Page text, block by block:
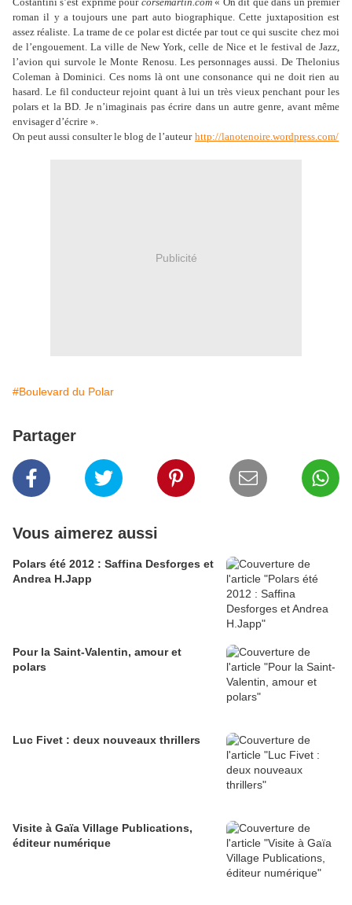
roman il y a toujours une part auto biographique. Cette juxtaposition est
assez réaliste. La trame de ce polar est dictée par tout ce qui suscite chez moi
de l’engouement. La ville de New York, celle de Nice et le festival de Jazz,
l’avion qui survole le Monte Renosu. Les personnages aussi. De Thelonius
Coleman à Dominici. Ces noms là ont une consonance qui ne doit rien au
hasard. Le fil conducteur rejoint quant à lui un très vieux penchant pour les
polars et la BD. Je n’imaginais pas écrire dans un autre genre, avant même
envisager d’écrire ».
On peut aussi consulter le blog de l’auteur http://lanotenoire.wordpress.com/
Publicité
#Boulevard du Polar
Partager
Vous aimerez aussi
Polars été 2012 : Saffina Desforges et
Andrea H.Japp
Pour la Saint-Valentin, amour et
polars
Luc Fivet : deux nouveaux thrillers
Visite à Gaïa Village Publications,
éditeur numérique